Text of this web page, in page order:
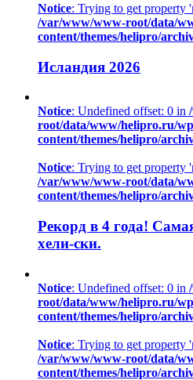
Notice: Trying to get property
/var/www/www-root/data/
content/themes/helipro/
Исландия 2026
Notice: Undefined offset: 0 in
root/data/www/helipro.ru/
content/themes/helipro/
Notice: Trying to get property
/var/www/www-root/data/
content/themes/helipro/
Рекорд в 4 года!
хели-ски.
Notice: Undefined offset: 0 in
root/data/www/helipro.ru/
content/themes/helipro/
Notice: Trying to get property
/var/www/www-root/data/
content/themes/helipro/